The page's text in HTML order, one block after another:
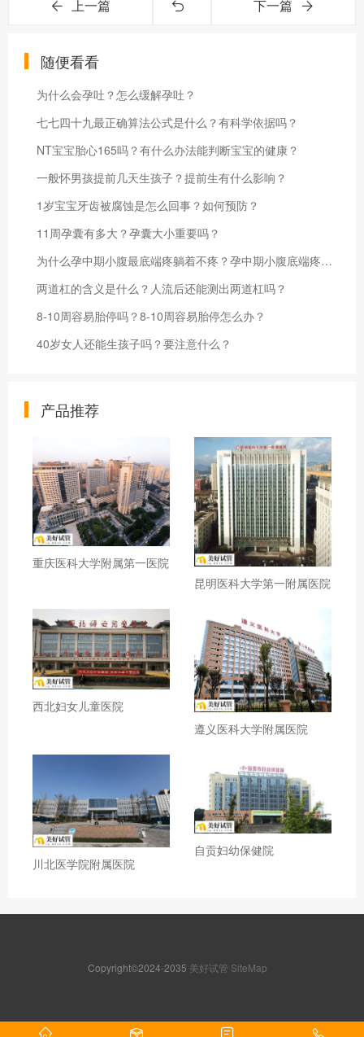
上一篇 下一篇
随便看看
为什么会孕吐？怎么缓解孕吐？
七七四十九最正确算法公式是什么？有科学依据吗？
NT宝宝胎心165吗？有什么办法能判断宝宝的健康？
一般怀男孩提前几天生孩子？提前生有什么影响？
1岁宝宝牙齿被腐蚀是怎么回事？如何预防？
11周孕囊有多大？孕囊大小重要吗？
为什么孕中期小腹最底端疼躺着不疼？孕中期小腹底端疼怎么缓解？
两道杠的含义是什么？人流后还能测出两道杠吗？
8-10周容易胎停吗？8-10周容易胎停怎么办？
40岁女人还能生孩子吗？要注意什么？
产品推荐
重庆医科大学附属第一医院
昆明医科大学第一附属医院
西北妇女儿童医院
遵义医科大学附属医院
川北医学院附属医院
自贡妇幼保健院
Copyright©2024-2035 美好试管 SiteMap